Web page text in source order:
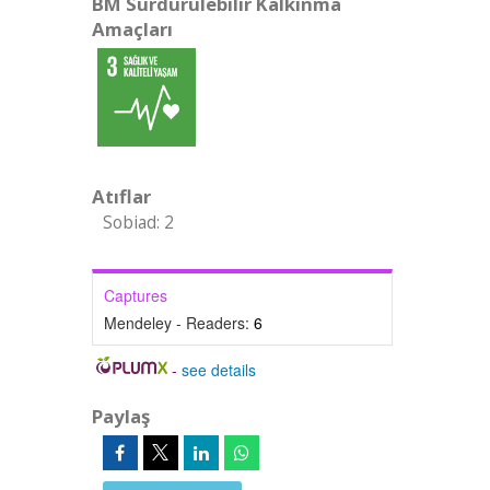
Amaçları
Atıflar
Sobiad: 2
Captures
Mendeley - Readers: 6
-see details
Paylaş